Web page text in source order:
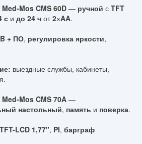
Mos CMS 60D — ручной с TFT
с и до 24 ч от2×AA.
+ ПО, регулировка яркости,
выездные службы, кабинеты,
Mos CMS 70A —
настольный, память и поверка.
TFT-LCD 1,77", PI, барграф